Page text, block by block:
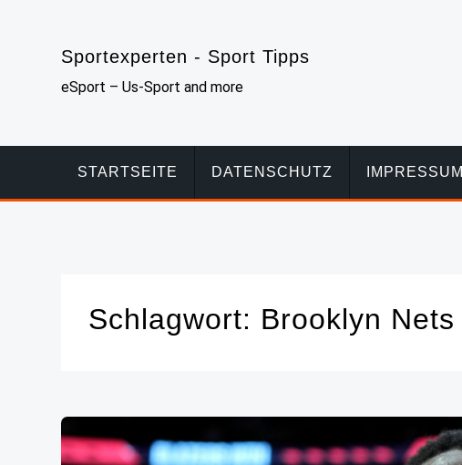
Sportexperten - Sport Tipps
eSport – Us-Sport and more
STARTSEITE DATENSCHUTZ IMPRESSUM
Schlagwort: Brooklyn Nets